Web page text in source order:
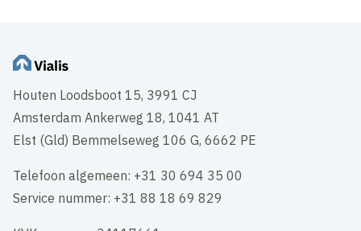
Houten Loodsboot 15, 3991 CJ
Amsterdam Ankerweg 18, 1041 AT
Elst (Gld) Bemmelseweg 106 G, 6662 PE
Telefoon algemeen: +31 30 694 35 00
Service nummer: +31 88 18 69 829